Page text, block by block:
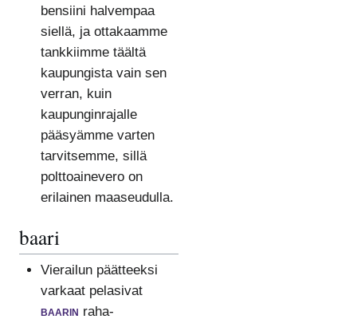
bensiini halvempaa
siellä, ja ottakaamme
tankkiimme täältä
kaupungista vain sen
verran, kuin
kaupunginrajalle
pääsyämme varten
tarvitsemme, sillä
polttoainevero on
erilainen maaseudulla.
baari
Vierailun päätteeksi
varkaat pelasivat
baarin raha-